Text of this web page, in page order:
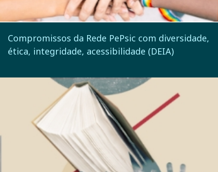
Compromissos da Rede PePsic com diversidade,
ética, integridade, acessibilidade (DEIA)